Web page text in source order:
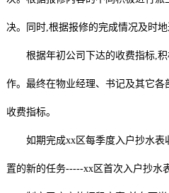
决。同时,根据报修的完成情况及时地
根据年初公司下达的收费指标,积
作。最终在物业经理、书记及其它
收费指标。
如期完成xx区每季度入户抄水表
置的新的任务-----xx区首次入户抄水